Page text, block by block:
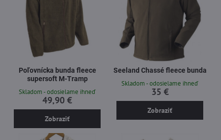
Poľovnícka bunda fleece
supersoft M-Tramp
Skladom - odosielame ihneď
49,90 €
Zobraziť
Seeland Chassé fleece bunda
Skladom - odosielame ihneď
35 €
Zobraziť